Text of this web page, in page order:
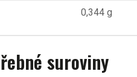
0,344 g
suroviny